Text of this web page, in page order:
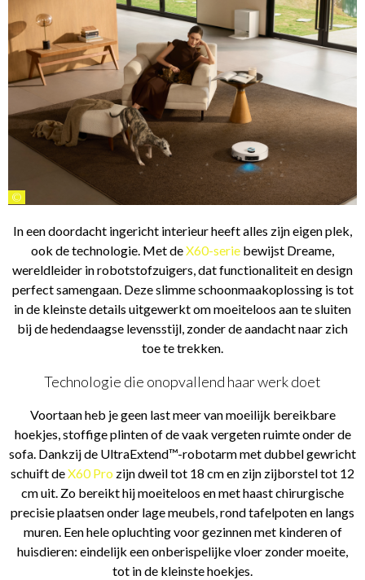
©
In een doordacht ingericht interieur heeft alles zijn eigen plek,
ook de technologie. Met deX60-serie bewijst Dreame,
wereldleider in robotstofzuigers, dat functionaliteit en design
perfect samengaan. Deze slimme schoonmaakoplossing is tot
in de kleinste details uitgewerkt om moeiteloos aan te sluiten
bij de hedendaagse levensstijl, zonder de aandacht naar zich
toe te trekken.
Technologie die onopvallend haar werk doet
Voortaan heb je geen last meer van moeilijk bereikbare
hoekjes, stoffige plinten of de vaak vergeten ruimte onder de
sofa. Dankzij de UltraExtend™-robotarm met dubbel gewricht
schuift deX60 Pro zijn dweil tot 18 cm en zijn zijborstel tot 12
cm uit. Zo bereikt hij moeiteloos en met haast chirurgische
precisie plaatsen onder lage meubels, rond tafelpoten en langs
muren. Een hele opluchting voor gezinnen met kinderen of
huisdieren: eindelijk een onberispelijke vloer zonder moeite,
tot in de kleinste hoekjes.